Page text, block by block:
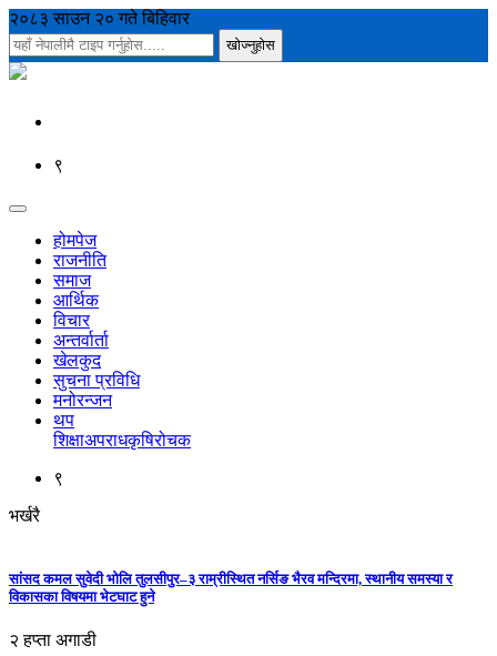
२०८३ साउन २० गते बिहिवार
९
होमपेज
राजनीति
समाज
आर्थिक
विचार
अन्तर्वार्ता
खेलकुद
सुचना प्रविधि
मनोरन्जन
थप
शिक्षाअपराधकृषिरोचक
९
भर्खरै
सांसद कमल सुवेदी भोलि तुलसीपुर–३ राम्रीस्थित नर्सिङ भैरव मन्दिरमा, स्थानीय समस्या र
विकासका विषयमा भेटघाट हुने
२ हप्ता अगाडी